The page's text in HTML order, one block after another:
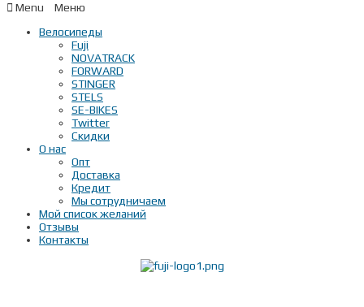
Menu
Велосипеды
Fuji
NOVATRACK
FORWARD
STINGER
STELS
SE-BIKES
Twitter
Скидки
О нас
Опт
Доставка
Кредит
Мы сотрудничаем
Мой список желаний
Отзывы
Контакты